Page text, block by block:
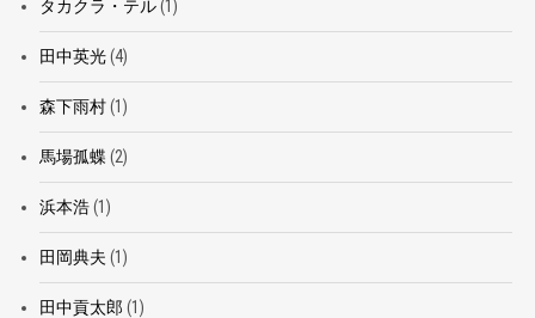
タカクラ・テル(1)
田中英光(4)
森下雨村(1)
馬場孤蝶 (2)
浜本浩(1)
田岡典夫 (1)
田中貢太郎 (1)